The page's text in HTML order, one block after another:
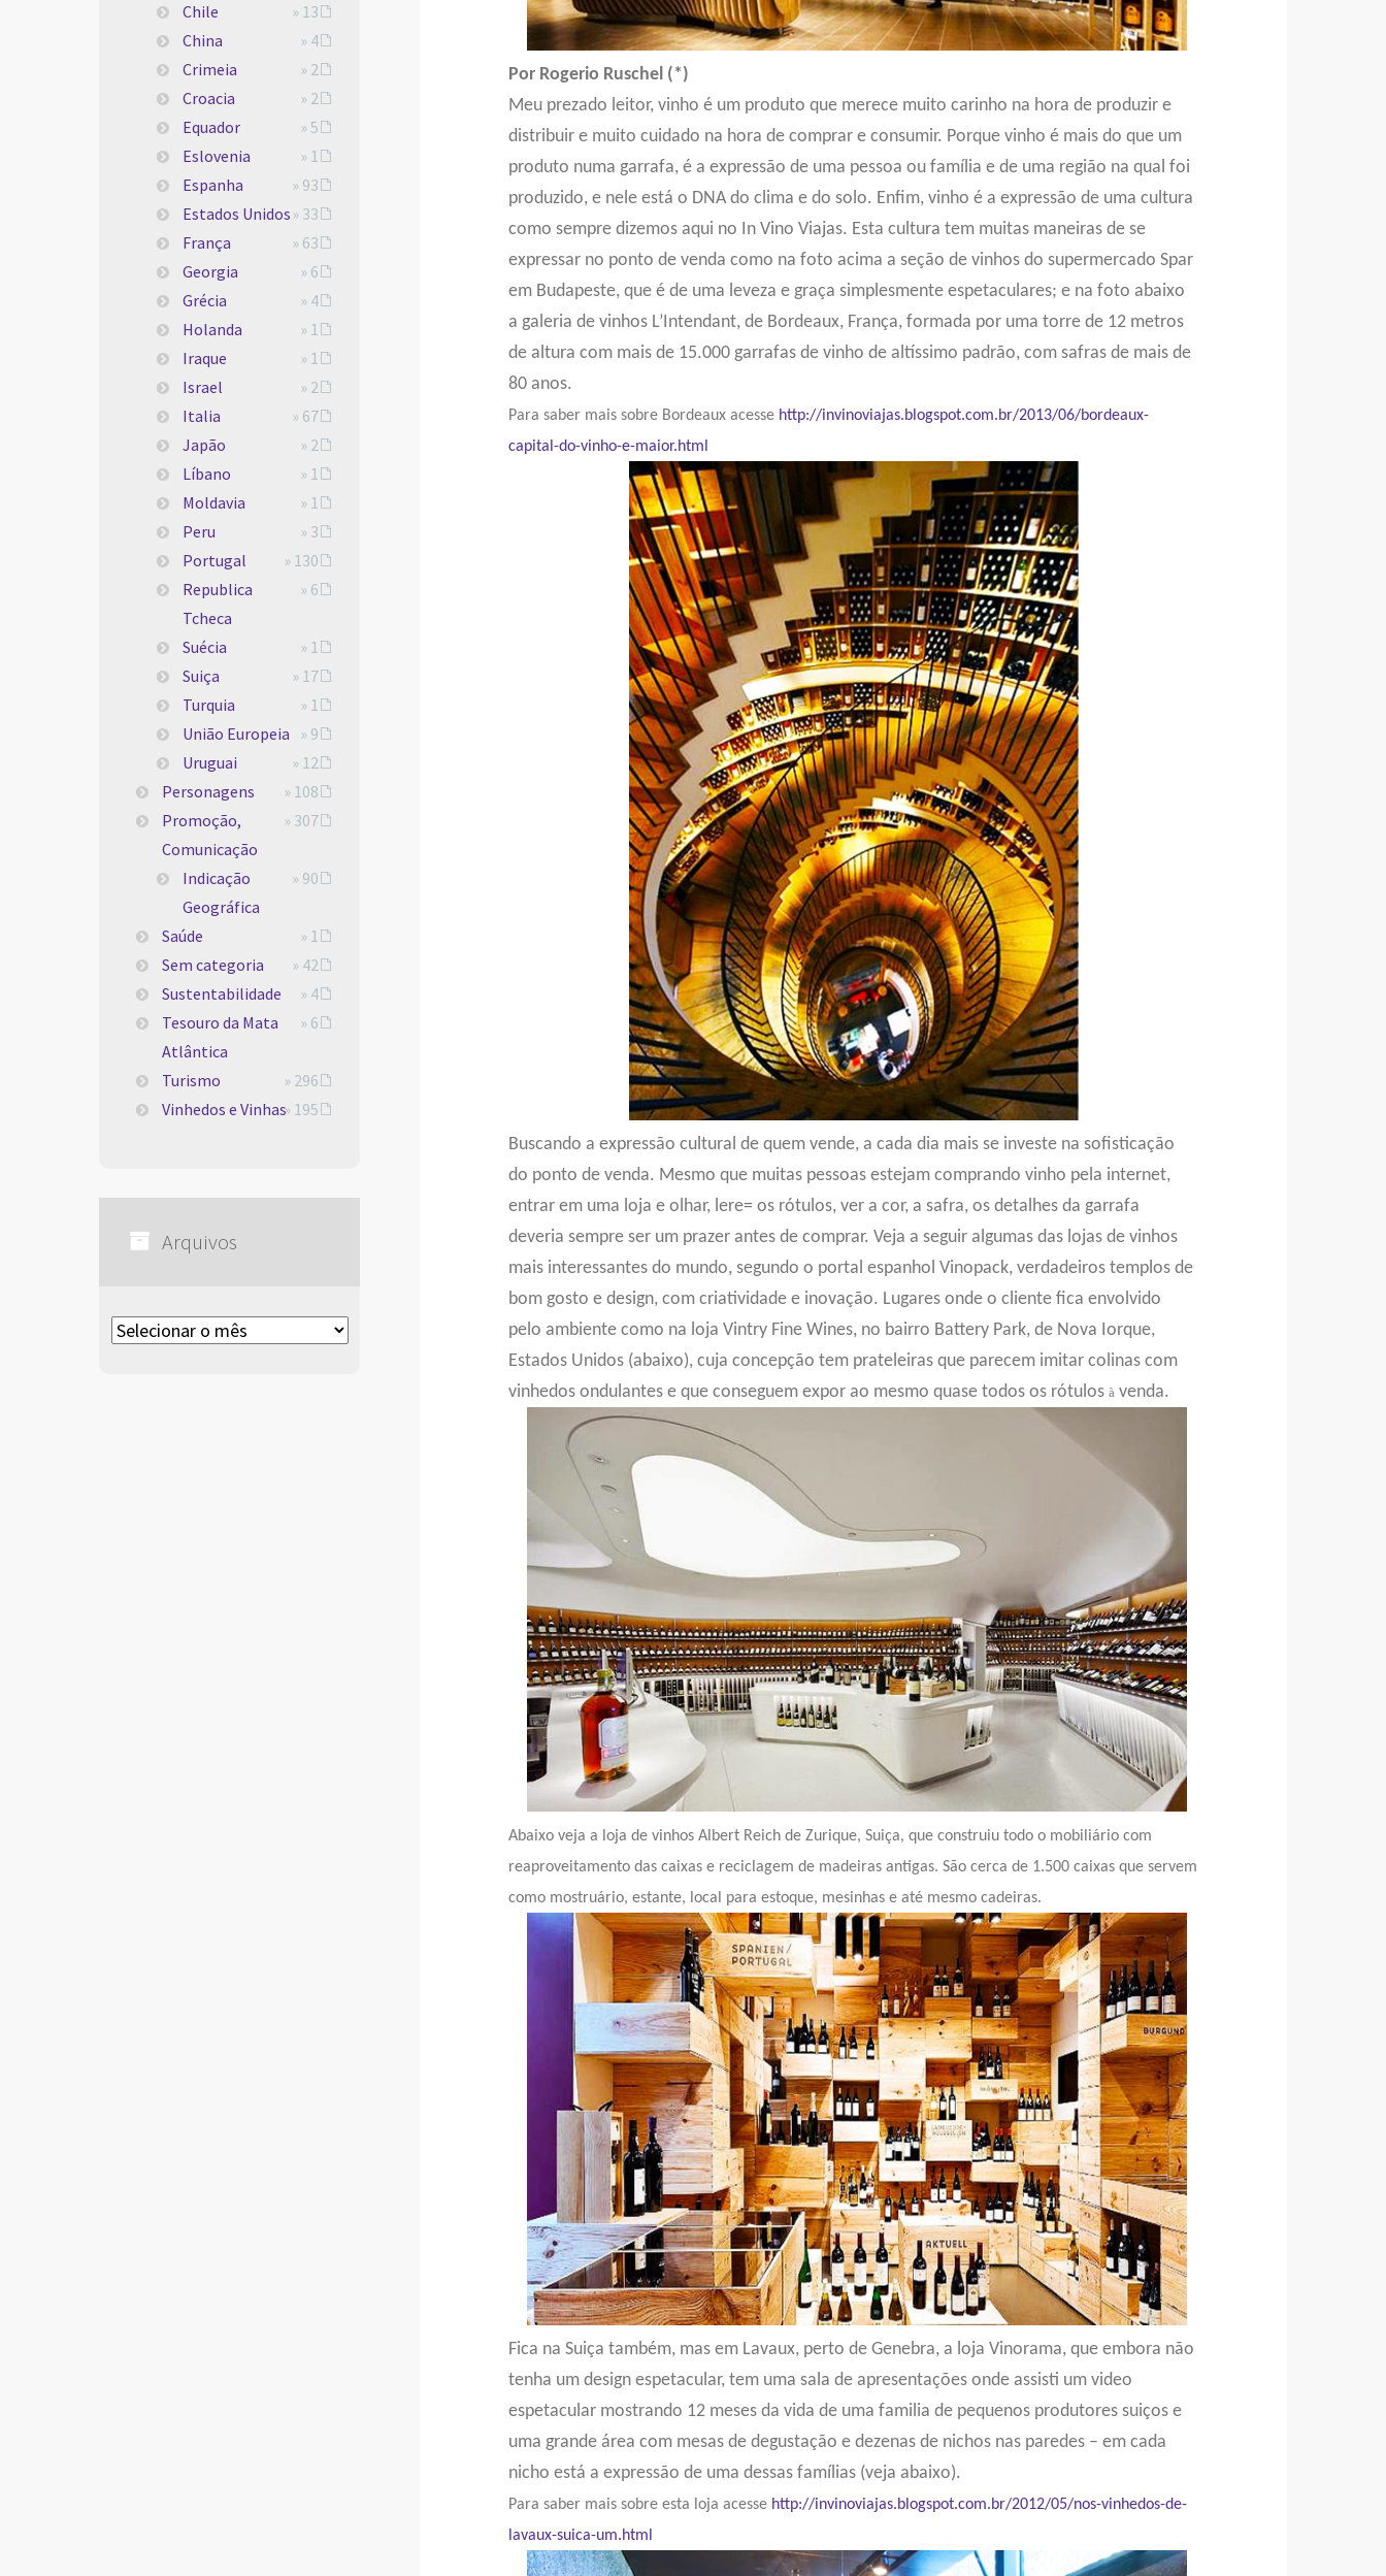
Por Rogerio Ruschel (*)
Meu prezado leitor, vinho é um produto que merece muito carinho na hora de produzir e
distribuir e muito cuidado na hora de comprar e consumir. Porque vinho é mais do que um
produto numa garrafa, é a expressão de uma pessoa ou família e de uma região na qual foi
produzido, e nele está o DNA do clima e do solo. Enfim, vinho é a expressão de uma cultura
como sempre dizemos aqui no In Vino Viajas. Esta cultura tem muitas maneiras de se
expressar no ponto de venda como na foto acima a seção de vinhos do supermercado Spar
em Budapeste, que é de uma leveza e graça simplesmente espetaculares; e na foto abaixo
a galeria de vinhos L’Intendant, de Bordeaux, França, formada por uma torre de 12 metros
de altura com mais de 15.000 garrafas de vinho de altíssimo padrão, com safras de mais de
80 anos.
Para saber mais sobre Bordeaux acesse http://invinoviajas.blogspot.com.br/2013/06/bordeaux-
capital-do-vinho-e-maior.html
Buscando a expressão cultural de quem vende, a cada dia mais se investe na sofisticação
do ponto de venda. Mesmo que muitas pessoas estejam comprando vinho pela internet,
entrar em uma loja e olhar, lere= os rótulos, ver a cor, a safra, os detalhes da garrafa
deveria sempre ser um prazer antes de comprar. Veja a seguir algumas das lojas de vinhos
mais interessantes do mundo, segundo o portal espanhol Vinopack, verdadeiros templos de
bom gosto e design, com criatividade e inovação. Lugares onde o cliente fica envolvido
pelo ambiente como na loja Vintry Fine Wines, no bairro Battery Park, de Nova Iorque,
Estados Unidos (abaixo), cuja concepção tem prateleiras que parecem imitar colinas com
vinhedos ondulantes e que conseguem expor ao mesmo quase todos os rótulosà venda.
Abaixo veja a loja de vinhos Albert Reich de Zurique, Suiça, que construiu todo o mobiliário com
reaproveitamento das caixas e reciclagem de madeiras antigas. São cerca de 1.500 caixas que servem
como mostruário, estante, local para estoque, mesinhas e até mesmo cadeiras.
Fica na Suiça também, mas em Lavaux, perto de Genebra, a loja Vinorama, que embora não
tenha um design espetacular, tem uma sala de apresentações onde assisti um video
espetacular mostrando 12 meses da vida de uma familia de pequenos produtores suiços e
uma grande área com mesas de degustação e dezenas de nichos nas paredes – em cada
nicho está a expressão de uma dessas famílias (veja abaixo).
Para saber mais sobre esta loja acesse http://invinoviajas.blogspot.com.br/2012/05/nos-vinhedos-de-
lavaux-suica-um.html
Chile
» 13
China
» 4
Crimeia
» 2
Croacia
» 2
Equador
» 5
Eslovenia
» 1
Espanha
» 93
Estados Unidos» 33
França
» 63
Georgia
» 6
Grécia
» 4
Holanda
» 1
Iraque
» 1
Israel
» 2
Italia
» 67
Japão
» 2
Líbano
» 1
Moldavia
» 1
Peru
» 3
Portugal
» 130
Republica
Tcheca
» 6
Suécia
» 1
Suiça
» 17
Turquia
» 1
União Europeia » 9
Uruguai
» 12
Personagens
» 108
Promoção,
Comunicação
» 307
Indicação
Geográfica
» 90
Saúde
» 1
Sem categoria
» 42
Sustentabilidade
» 4
Tesouro da Mata
Atlântica
» 6
Turismo
» 296
Vinhedos e Vinhas» 195
Arquivos